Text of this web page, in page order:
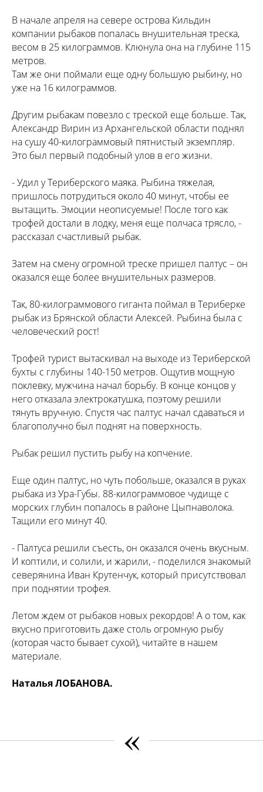
В начале апреля на севере острова Кильдин
компании рыбаков попалась внушительная треска,
весом в 25 килограммов. Клюнула она на глубине 115
метров.
Там же они поймали еще одну большую рыбину, но
уже на 16 килограммов.
Другим рыбакам повезло с треской еще больше. Так,
Александр Вирин из Архангельской области поднял
на сушу 40-килограммовый пятнистый экземпляр.
Это был первый подобный улов в его жизни.
- Удил у Териберского маяка. Рыбина тяжелая,
пришлось потрудиться около 40 минут, чтобы ее
вытащить. Эмоции неописуемые! После того как
трофей достали в лодку, меня еще полчаса трясло, -
рассказал счастливый рыбак.
Затем на смену огромной треске пришел палтус – он
оказался еще более внушительных размеров.
Так, 80-килограммового гиганта поймал в Териберке
рыбак из Брянской области Алексей. Рыбина была с
человеческий рост!
Трофей турист вытаскивал на выходе из Териберской
бухты с глубины 140-150 метров. Ощутив мощную
поклевку, мужчина начал борьбу. В конце концов у
него отказала электрокатушка, поэтому решили
тянуть вручную. Спустя час палтус начал сдаваться и
благополучно был поднят на поверхность.
Рыбак решил пустить рыбу на копчение.
Еще один палтус, но чуть побольше, оказался в руках
рыбака из Ура-Губы. 88-килограммовое чудище с
морских глубин попалось в районе Цыпнаволока.
Тащили его минут 40.
- Палтуса решили съесть, он оказался очень вкусным.
И коптили, и солили, и жарили, - поделился знакомый
северянина Иван Крутенчук, который присутствовал
при поднятии трофея.
Летом ждем от рыбаков новых рекордов! А о том, как
вкусно приготовить даже столь огромную рыбу
(которая часто бывает сухой), читайте в нашем
материале.
Наталья ЛОБАНОВА.
«